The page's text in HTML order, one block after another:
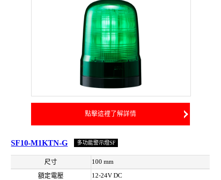
點擊這裡了解詳情
SF10-M1KTN-G 多功能警示燈SF
尺寸
100 mm
額定電壓
12-24V DC